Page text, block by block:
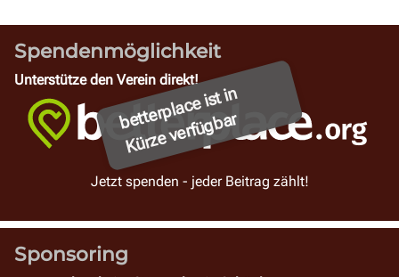
b
ett
er
pl
a
c
e i
st i
n
K
ür
z
e
v
erf
ü
g
b
ar
Spendenmöglichkeit
Unterstütze den Verein direkt!
Jetzt spenden - jeder Beitrag zählt!
Sponsoring